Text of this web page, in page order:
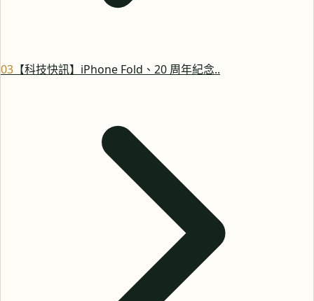
03 【科技快訊】iPhone Fold、20 周年紀念..